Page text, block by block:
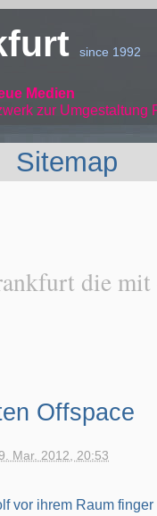
since 1992
Medien
zur Umgestaltung
Sitemap
die mit
Offspace
Mar. 2012, 20:53